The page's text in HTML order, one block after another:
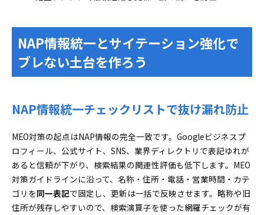
NAP情報統一とサイテーション強化で
ブレない土台を作ろう
NAP情報統一チェックリストで抜け漏れ防止
MEO対策の起点はNAP情報の完全一致です。Googleビジネスプ
ロフィール、公式サイト、SNS、業界ディレクトリで表記ゆれが
あると信頼が下がり、検索結果の関連性評価も低下します。MEO
対策ガイドラインに沿って、名称・住所・電話・営業時間・カテ
ゴリを同一表記で固定し、更新は一括で反映させます。略称や旧
住所が残存しやすいので、検索演算子を使った網羅チェックが有